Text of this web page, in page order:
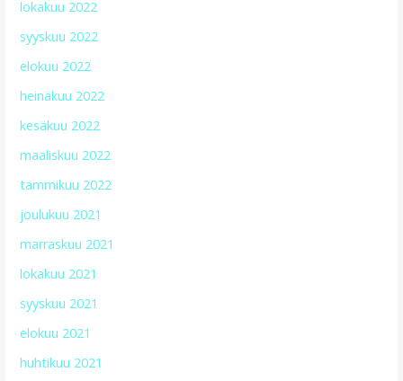
lokakuu 2022
syyskuu 2022
elokuu 2022
heinäkuu 2022
kesäkuu 2022
maaliskuu 2022
tammikuu 2022
joulukuu 2021
marraskuu 2021
lokakuu 2021
syyskuu 2021
elokuu 2021
huhtikuu 2021